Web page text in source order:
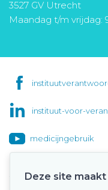
3527 GV Utrecht
Maandag t/m vrijdag:
instituut-voor-
medicijngebruik
Deze site